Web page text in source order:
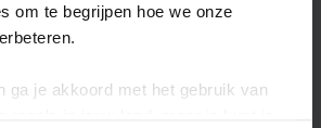
om te begrijpen hoe we onze
ga je akkoord met het gebruik van
Hinweg haben wir fast eine Stunde